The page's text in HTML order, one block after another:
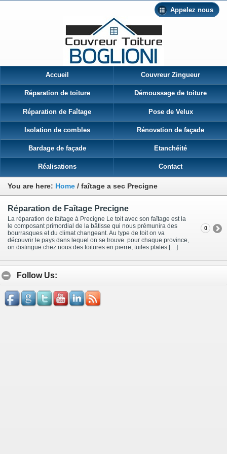
Appelez nous
Accueil Couvreur Zingueur
Réparation de toiture Démoussage de toiture
Réparation de Faîtage Pose de Velux
Isolation de combles Rénovation de façade
Bardage de façade Etanchéité
Réalisations Contact
You are here: Home / faîtage a sec Precigne
Réparation de Faîtage Precigne
La réparation de faîtage à Precigne Le toit avec son faîtage est la
le composant primordial de la bâtisse qui nous prémunira des
bourrasques et du climat changeant. Au type de toit on va
découvrir le pays dans lequel on se trouve. pour chaque province,
on distingue chez nous des toitures en pierre, tuiles plates […]
0
Follow Us: